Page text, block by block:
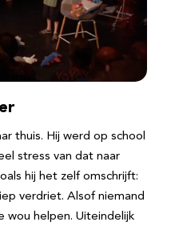
thuis. Hij werd op school
stress van dat naar
hij het zelf omschrijft:
verdriet. Alsof niemand
wou helpen. Uiteindelijk